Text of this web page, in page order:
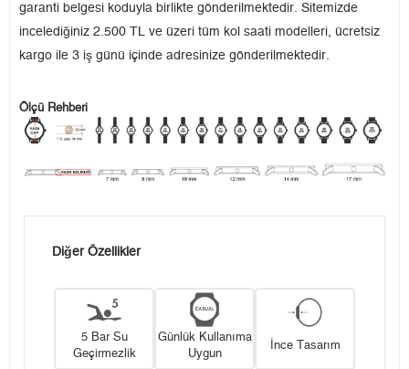
garanti belgesi koduyla birlikte gönderilmektedir. Sitemizde
incelediğiniz 2.500 TL ve üzeri tüm kol saati modelleri, ücretsiz
kargo ile 3 iş günü içinde adresinize gönderilmektedir.
Ölçü Rehberi
Diğer Özellikler
5 Bar Su
Geçirmezlik
Günlük Kullanıma
Uygun
İnce Tasarım